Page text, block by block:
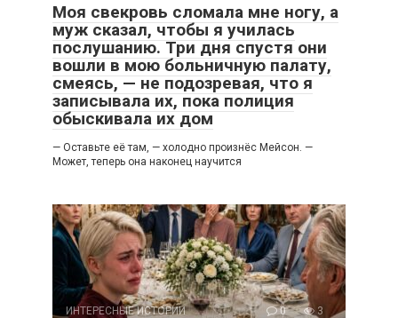
Моя свекровь сломала мне ногу, а
муж сказал, чтобы я училась
послушанию. Три дня спустя они
вошли в мою больничную палату,
смеясь, — не подозревая, что я
записывала их, пока полиция
обыскивала их дом
— Оставьте её там, — холодно произнёс Мейсон. —
Может, теперь она наконец научится
ИНТЕРЕСНЫЕ ИСТОРИИ 0 3